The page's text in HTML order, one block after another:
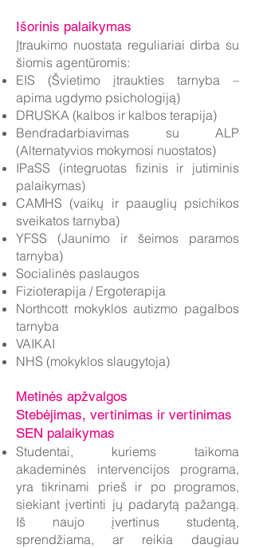
Išorinis palaikymas
Įtraukimo nuostata reguliariai dirba su
šiomis agentūromis:
EIS (Švietimo įtraukties tarnyba –
apima ugdymo psichologiją)
DRUSKA (kalbos ir kalbos terapija)
Bendradarbiavimas su ALP
(Alternatyvios mokymosi nuostatos)
IPaSS (integruotas fizinis ir jutiminis
palaikymas)
CAMHS (vaikų ir paauglių psichikos
sveikatos tarnyba)
YFSS (Jaunimo ir šeimos paramos
tarnyba)
Socialinės paslaugos
Fizioterapija / Ergoterapija
Northcott mokyklos autizmo pagalbos
tarnyba
VAIKAI
NHS (mokyklos slaugytoja)
Metinės apžvalgos
Stebėjimas, vertinimas ir vertinimas
SEN palaikymas
Studentai, kuriems taikoma
akademinės intervencijos programa,
yra tikrinami prieš ir po programos,
siekiant įvertinti jų padarytą pažangą.
Iš naujo įvertinus studentą,
sprendžiama, ar reikia daugiau